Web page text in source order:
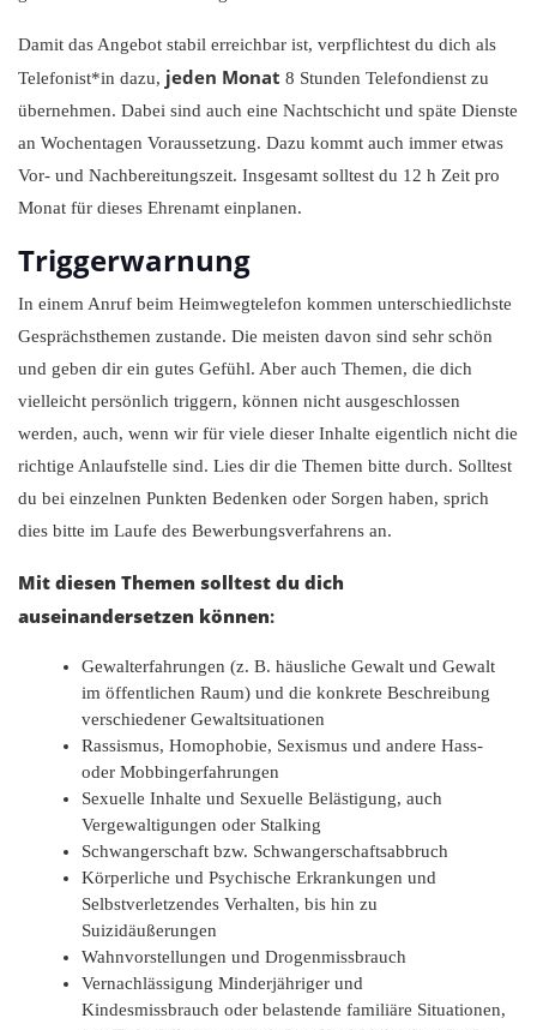
Damit das Angebot stabil erreichbar ist, verpflichtest du dich als
Telefonist*in dazu, jeden Monat 8 Stunden Telefondienst zu
übernehmen. Dabei sind auch eine Nachtschicht und späte Dienste
an Wochentagen Voraussetzung. Dazu kommt auch immer etwas
Vor- und Nachbereitungszeit. Insgesamt solltest du 12 h Zeit pro
Monat für dieses Ehrenamt einplanen.
Triggerwarnung
In einem Anruf beim Heimwegtelefon kommen unterschiedlichste
Gesprächsthemen zustande. Die meisten davon sind sehr schön
und geben dir ein gutes Gefühl. Aber auch Themen, die dich
vielleicht persönlich triggern, können nicht ausgeschlossen
werden, auch, wenn wir für viele dieser Inhalte eigentlich nicht die
richtige Anlaufstelle sind. Lies dir die Themen bitte durch. Solltest
du bei einzelnen Punkten Bedenken oder Sorgen haben, sprich
dies bitte im Laufe des Bewerbungsverfahrens an.
Mit diesen Themen solltest du dich
auseinandersetzen können:
Gewalterfahrungen (z. B. häusliche Gewalt und Gewalt
im öffentlichen Raum) und die konkrete Beschreibung
verschiedener Gewaltsituationen
Rassismus, Homophobie, Sexismus und andere Hass-
oder Mobbingerfahrungen
Sexuelle Inhalte und Sexuelle Belästigung, auch
Vergewaltigungen oder Stalking
Schwangerschaft bzw. Schwangerschaftsabbruch
Körperliche und Psychische Erkrankungen und
Selbstverletzendes Verhalten, bis hin zu
Suizidäußerungen
Wahnvorstellungen und Drogenmissbrauch
Vernachlässigung Minderjähriger und
Kindesmissbrauch oder belastende familiäre Situationen,